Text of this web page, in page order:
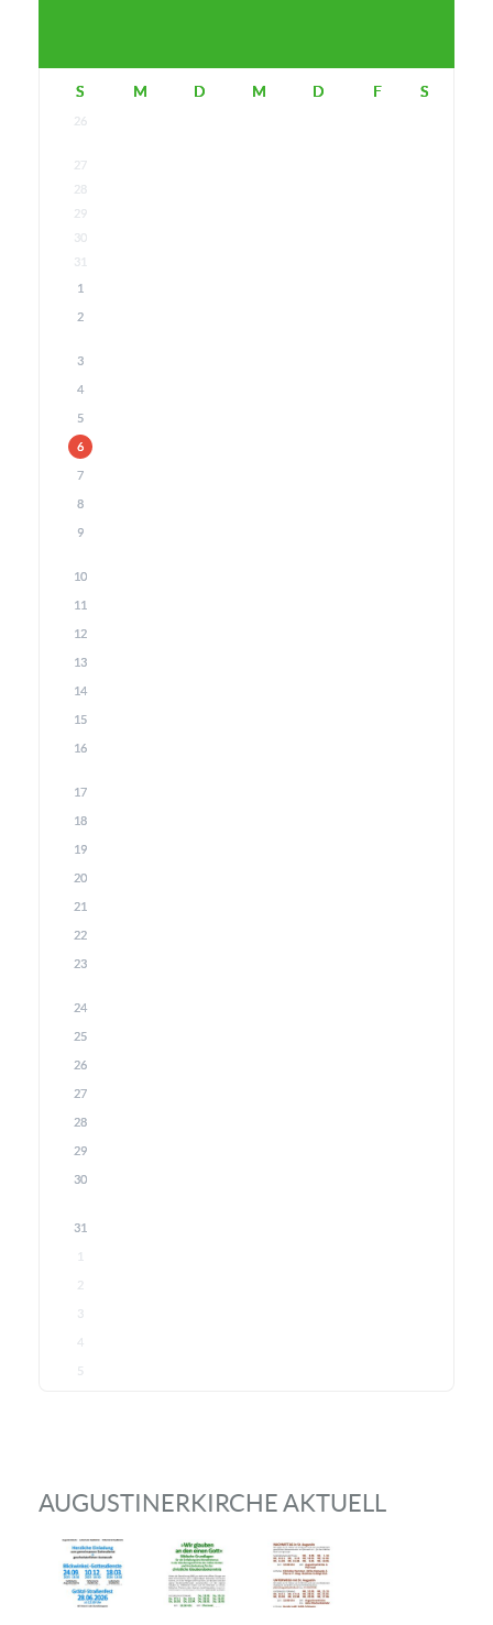
S M D M D F S
26
27
28
29
30
31
1
2
3
4
5
6
7
8
9
10
11
12
13
14
15
16
17
18
19
20
21
22
23
24
25
26
27
28
29
30
31
1
2
3
4
5
AUGUSTINERKIRCHE AKTUELL